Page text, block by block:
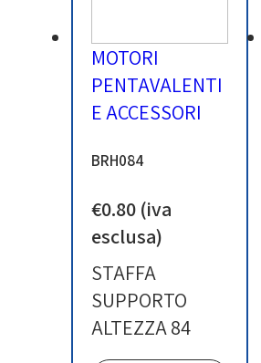
BRH084
€0.80 (iva
esclusa)
STAFFA
SUPPORTO
ALTEZZA 84
MOTORI
PENTAVALENTI
E ACCESSORI